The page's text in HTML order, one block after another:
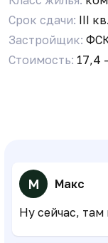
Срок сдачи: III
Застройщик:
Стоимость: 17,4
М Макс
Ну сейчас, там
Такое
практически
работы. Пока